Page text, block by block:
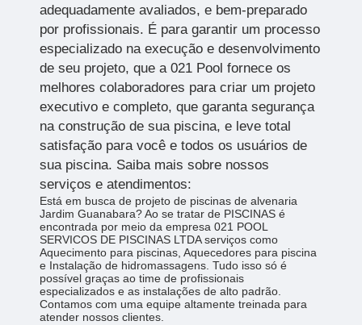
adequadamente avaliados, e bem-preparado
por profissionais. É para garantir um processo
especializado na execução e desenvolvimento
de seu projeto, que a 021 Pool fornece os
melhores colaboradores para criar um projeto
executivo e completo, que garanta segurança
na construção de sua piscina, e leve total
satisfação para você e todos os usuários de
sua piscina. Saiba mais sobre nossos
serviços e atendimentos:
Está em busca de projeto de piscinas de alvenaria
Jardim Guanabara? Ao se tratar de PISCINAS é
encontrada por meio da empresa 021 POOL
SERVICOS DE PISCINAS LTDA serviços como
Aquecimento para piscinas, Aquecedores para piscina
e Instalação de hidromassagens. Tudo isso só é
possível graças ao time de profissionais
especializados e as instalações de alto padrão.
Contamos com uma equipe altamente treinada para
atender nossos clientes.